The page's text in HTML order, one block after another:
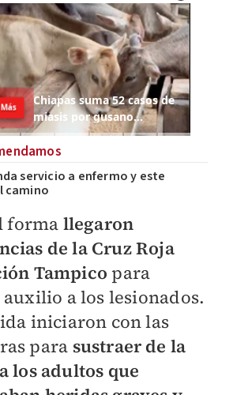
servicio a enfermo y este
camino
formallegaron
de la Cruz Roja
Tampico para
a los lesionados.
iniciaron con las
para sustraer de la
los adultos que